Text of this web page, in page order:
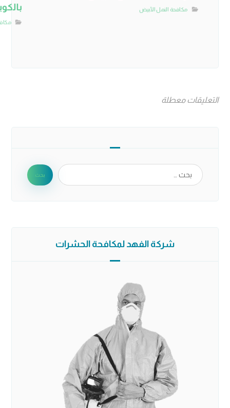
مكافحة النمل الأبيض
التعليقات معطلة
شركة الفهد لمكافحة الحشرات